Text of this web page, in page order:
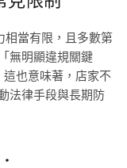
相當有限，且多數第
無明顯違規關鍵
也意味著，店家不
法律手段與長期防